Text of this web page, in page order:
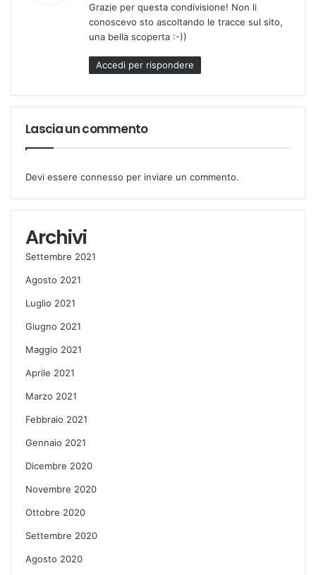
e
t
t
o
:
Grazie per questa condivisione! Non li
conoscevo sto ascoltando le tracce sul sito,
una bella scoperta :-))
Accedi per rispondere
Lascia un commento
Devi essere connesso per inviare un commento.
Archivi
Settembre 2021
Agosto 2021
Luglio 2021
Giugno 2021
Maggio 2021
Aprile 2021
Marzo 2021
Febbraio 2021
Gennaio 2021
Dicembre 2020
Novembre 2020
Ottobre 2020
Settembre 2020
Agosto 2020